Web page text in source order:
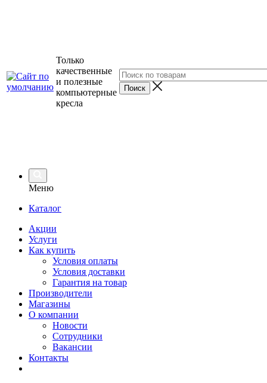
Только
качественные
и полезные
компьютерные
кресла
Меню
Каталог
Акции
Услуги
Как купить
Условия оплаты
Условия доставки
Гарантия на товар
Производители
Магазины
О компании
Новости
Сотрудники
Вакансии
Контакты